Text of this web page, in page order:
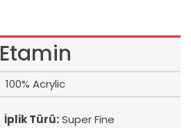
Etamin
100% Acrylic
İplik Türü:Super Fine